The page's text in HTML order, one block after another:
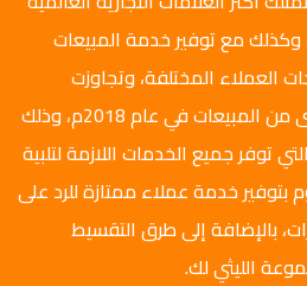
وكذلك مع توفير خدمة المبيعات
العملاء المختلفة، وتجاوزت
مجموعة الليثي أعلى مستوى من المبيعات في عام 2018م، وذلك
توفر جميع الخدمات اللازمة لتلبية
بتوفير خدمة عملاء ممتازة للرد على
بالإضافة إلى طرق التقسيط
الليثي لك.